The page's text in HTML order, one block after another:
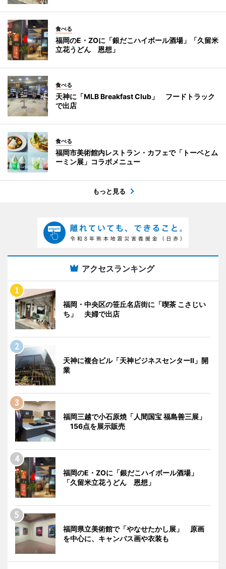
食べる
福岡のE・ZOに「銀だこハイボール酒場」「久留米
立花うどん 恩想」
食べる
天神に「MLB Breakfast Club」 フードトラック
で出店
食べる
福岡市美術館内レストラン・カフェで「トーベとム
ーミン展」コラボメニュー
もっと見る
アクセスランキング
福岡・中央区の笹丘名店街に「喫茶 こさじい
ち」 夫婦で出店
天神に複合ビル「天神ビジネスセンターII」開
業
福岡三越で小石原焼「人間国宝 福島善三展」
156点を展示販売
福岡のE・ZOに「銀だこハイボール酒場」
「久留米立花うどん 恩想」
福岡県立美術館で「やなせたかし展」 原画
を中心に、キャンバス画や衣装も